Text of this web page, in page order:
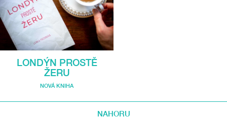
LONDÝN PROSTĚ
ŽERU
NOVÁ KNIHA
NAHORU